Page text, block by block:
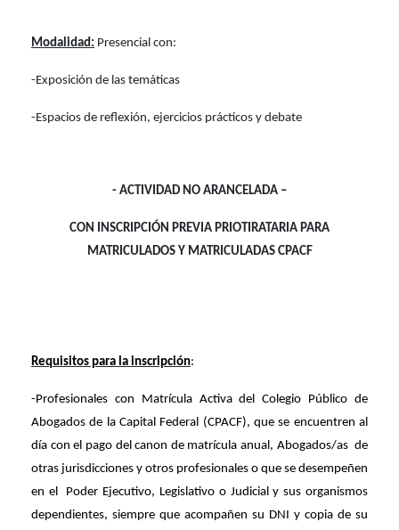
Modalidad: Presencial con:
-Exposición de las temáticas
-Espacios de reflexión, ejercicios prácticos y debate
- ACTIVIDAD NO ARANCELADA –
CON INSCRIPCIÓN PREVIA PRIOTIRATARIA PARA
MATRICULADOS Y MATRICULADAS CPACF
Requisitos para la inscripción:
-Profesionales con Matrícula Activa del Colegio Público de
Abogados de la Capital Federal (CPACF), que se encuentren al
día con el pago del canon de matrícula anual, Abogados/as de
otras jurisdicciones y otros profesionales o que se desempeñen
en el
Poder Ejecutivo, Legislativo o Judicial y sus organismos
dependientes, siempre que acompañen su DNI y copia de su